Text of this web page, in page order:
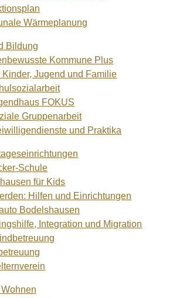
Wärmeplanung
Bildung
Kommune Plus
Kinder, Jugend und Familie
FOKUS
Gruppenarbeit
und Praktika
Schule
für Kids
Hilfen und Einrichtungen
Bodelshausen
Integration und Migration